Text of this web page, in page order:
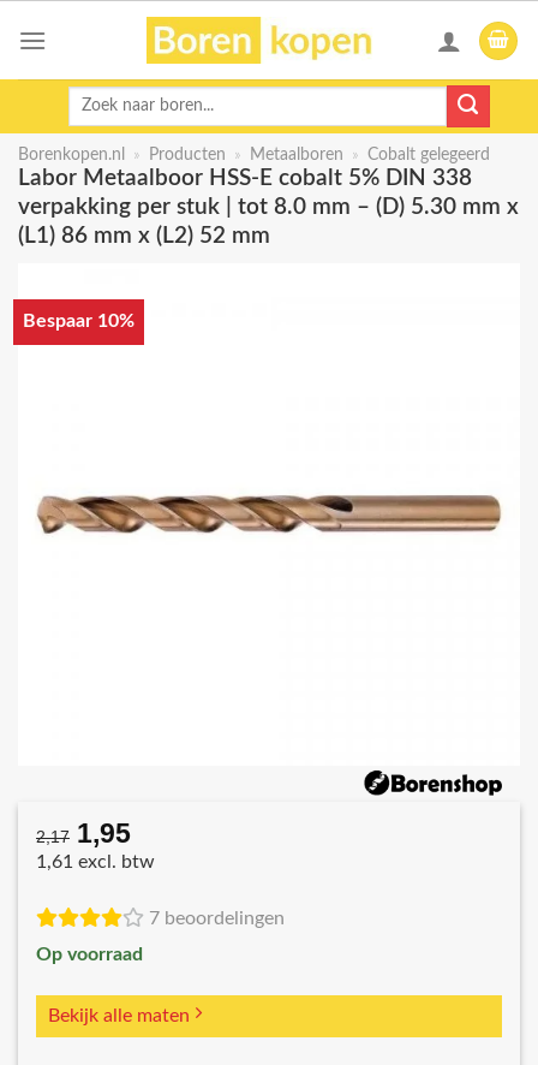
Zoeken
Borenkopen.nl » Producten » Metaalboren » Cobalt gelegeerd
Labor Metaalboor HSS-E cobalt 5% DIN 338
verpakking per stuk | tot 8.0 mm – (D) 5.30 mm x
(L1) 86 mm x (L2) 52 mm
Bespaar 10%
2,17 Oorspronkelijke
prijs
€2,17.
1,95Huidige
prijs
€1,95.
1,61 excl. btw
7 beoordelingen
Op voorraad
Bekijk alle maten